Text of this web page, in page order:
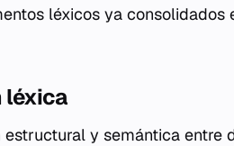
léxicos ya consolidados
léxica
y semántica entre